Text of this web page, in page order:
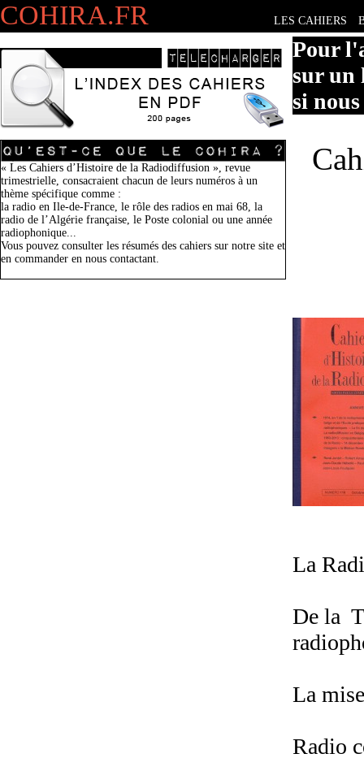
COHIRA.FR LES CAHIERS
« Les Cahiers d’Histoire de la Radiodiffusion », revue
trimestrielle, consacraient chacun de leurs numéros à un
thème spécifique comme :
la radio en Ile-de-France, le rôle des radios en mai 68, la
radio de l’Algérie française, le Poste colonial ou une année
radiophonique...
Vous pouvez consulter les résumés des cahiers sur notre site et
en commander en nous contactant.
Pour
sur un
si
La
De la
La
Radio